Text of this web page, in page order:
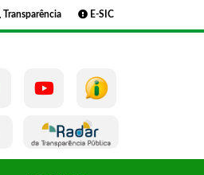
Transparência E-SIC